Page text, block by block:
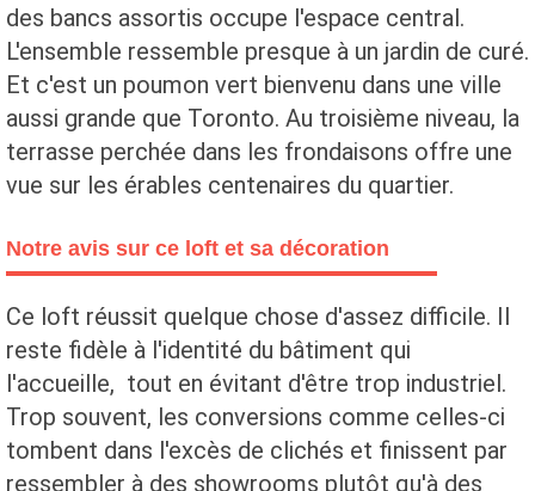
des bancs assortis occupe l'espace central.
L'ensemble ressemble presque à un jardin de curé.
Et c'est un poumon vert bienvenu dans une ville
aussi grande que Toronto. Au troisième niveau, la
terrasse perchée dans les frondaisons offre une
vue sur les érables centenaires du quartier.
Notre avis sur ce loft et sa décoration
Ce loft réussit quelque chose d'assez difficile. Il
reste fidèle à l'identité du bâtiment qui
l'accueille, tout en évitant d'être trop industriel.
Trop souvent, les conversions comme celles-ci
tombent dans l'excès de clichés et finissent par
ressembler à des showrooms plutôt qu'à des